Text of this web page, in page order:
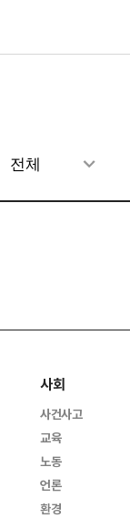
사회
사건사고
교육
노동
언론
환경